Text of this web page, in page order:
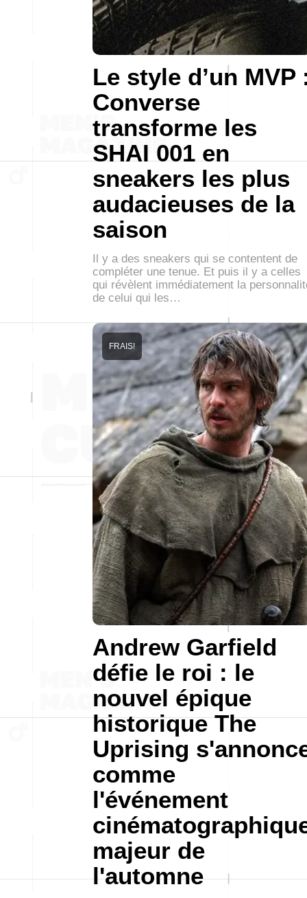
Le style d’un MVP
Converse
transforme les
SHAI 001 en
sneakers les plus
audacieuses de la
saison
Il y a des sneakers qui se contentent de
compléter une tenue. Et puis il y a celles
qui révèlent immédiatement la
de celui qui les…
Andrew Garfield
défie le roi : le
nouvel épique
historique The
Uprising
comme
l'événement
majeur de
l'automne
FRAIS!